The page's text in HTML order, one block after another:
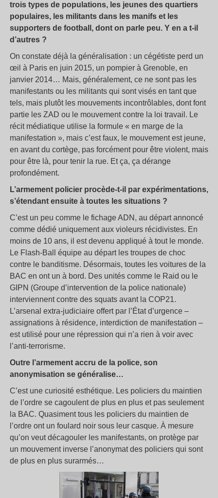
trois types de populations, les jeunes des quartiers
populaires, les militants dans les manifs et les
supporters de football, dont on parle peu. Y en a t-il
d’autres ?
On constate déjà la généralisation : un cégétiste perd un
œil à Paris en juin 2015, un pompier à Grenoble, en
janvier 2014… Mais, généralement, ce ne sont pas les
manifestants ou les militants qui sont visés en tant que
tels, mais plutôt les mouvements incontrôlables, dont font
partie les ZAD ou le mouvement contre la loi travail. Le
récit médiatique utilise la formule « en marge de la
manifestation », mais c’est faux, le mouvement est jeune,
en avant du cortège, pas forcément pour être violent, mais
pour être là, pour tenir la rue. Et ça, ça dérange
profondément.
L’armement policier procède-t-il par expérimentations,
s’étendant ensuite à toutes les situations ?
C’est un peu comme le fichage ADN, au départ annoncé
comme dédié uniquement aux violeurs récidivistes. En
moins de 10 ans, il est devenu appliqué à tout le monde.
Le Flash-Ball équipe au départ les troupes de choc
contre le banditisme. Désormais, toutes les voitures de la
BAC en ont un à bord. Des unités comme le Raid ou le
GIPN (Groupe d’intervention de la police nationale)
interviennent contre des squats avant la COP21.
L’arsenal extra-judiciaire offert par l’État d’urgence –
assignations à résidence, interdiction de manifestation –
est utilisé pour une répression qui n’a rien à voir avec
l’anti-terrorisme.
Outre l’armement accru de la police, son
anonymisation se généralise…
C’est une curiosité esthétique. Les policiers du maintien
de l’ordre se cagoulent de plus en plus et pas seulement
la BAC. Quasiment tous les policiers du maintien de
l’ordre ont un foulard noir sous leur casque. À mesure
qu’on veut décagouler les manifestants, on protège par
un mouvement inverse l’anonymat des policiers qui sont
de plus en plus surarmés…